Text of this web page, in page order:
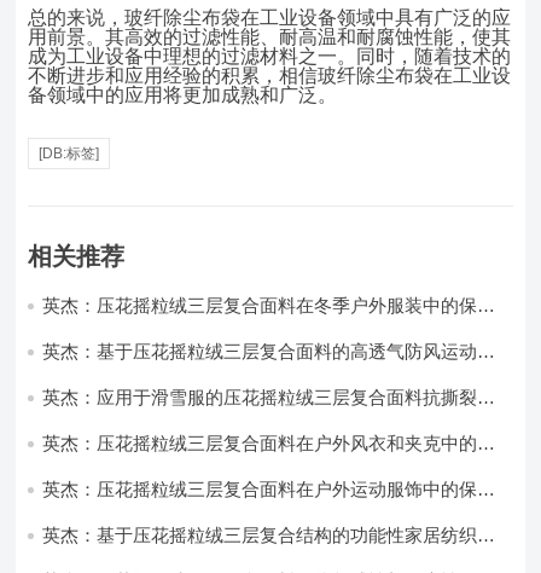
总的来说，玻纤除尘布袋在工业设备领域中具有广泛的应
用前景。其高效的过滤性能、耐高温和耐腐蚀性能，使其
成为工业设备中理想的过滤材料之一。同时，随着技术的
不断进步和应用经验的积累，相信玻纤除尘布袋在工业设
备领域中的应用将更加成熟和广泛。
[DB:标签]
相关推荐
英杰：压花摇粒绒三层复合面料在冬季户外服装中的保暖
英杰：基于压花摇粒绒三层复合面料的高透气防风运动服
英杰：应用于滑雪服的压花摇粒绒三层复合面料抗撕裂与
英杰：压花摇粒绒三层复合面料在户外风衣和夹克中的应
英杰：压花摇粒绒三层复合面料在户外运动服饰中的保暖
英杰：基于压花摇粒绒三层复合结构的功能性家居纺织品